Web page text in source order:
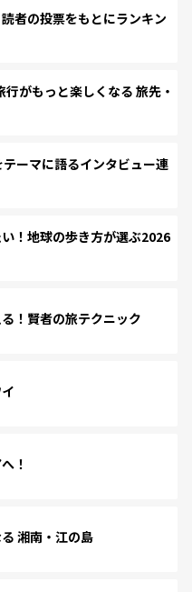
者の投票をもとにランキン
がもっと楽しくなる 旅先・
ーマに語るインタビュー連
！地球の歩き方が選ぶ2026
！賢者の旅テクニック
！
湘南・江の島